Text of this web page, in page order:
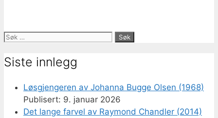
Søk
Siste innlegg
Løsgjengeren av Johanna Bugge Olsen (1968)
9. januar 2026
Det lange farvel av Raymond Chandler (2014)